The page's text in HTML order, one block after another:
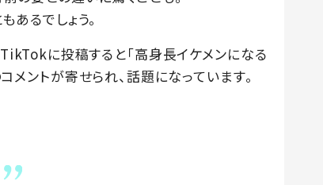
あるでしょう。
に投稿すると「高身長イケメンになる
メントが寄せられ、話題になっています。